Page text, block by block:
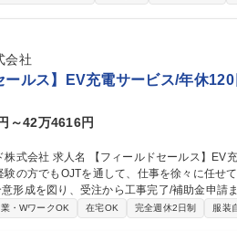
SaaS/パートナーセールス
会社
ールス】EV充電サービス/年休
～42万4616円
/年休120日/未経験歓迎/リモート可
験の方でもOJTを通して、仕事を徐々に任せ
形成を図り、受注から工事完了/補助金申請
・WワークOK 在宅OK 完全週休2日制 服装